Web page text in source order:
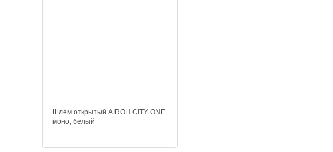
Шлем открытый AIROH CITY ONE
моно, белый